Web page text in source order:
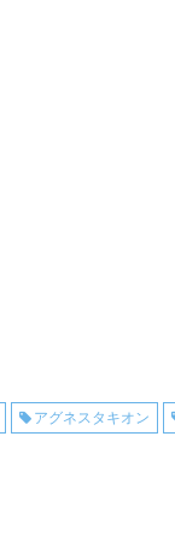
アグネスタキオン